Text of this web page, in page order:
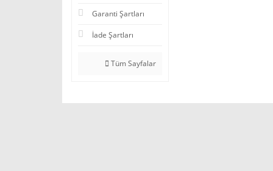
Garanti Şartları
İade Şartları
Tüm Sayfalar